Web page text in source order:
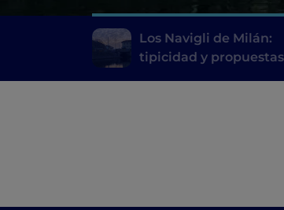
Los Navigli de Milán:
tipicidad y propuestas